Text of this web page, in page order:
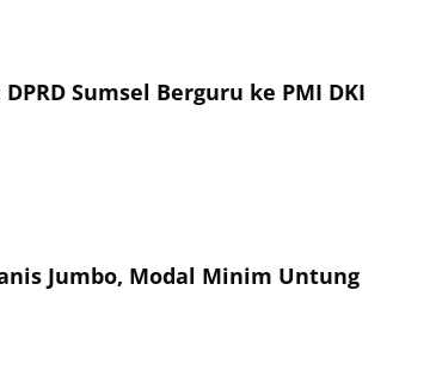
Sumsel Berguru ke PMI DKI
Jumbo, Modal Minim Untung